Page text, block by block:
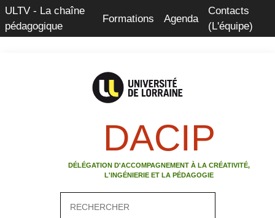
Aller
au
contenu
ULTV - La chaîne
pédagogique
Formations Agenda
Contacts
(L'équipe)
DACIP
DÉLÉGATION D'ACCOMPAGNEMENT À LA CRÉATIVITÉ,
L'INGÉNIERIE ET LA PÉDAGOGIE